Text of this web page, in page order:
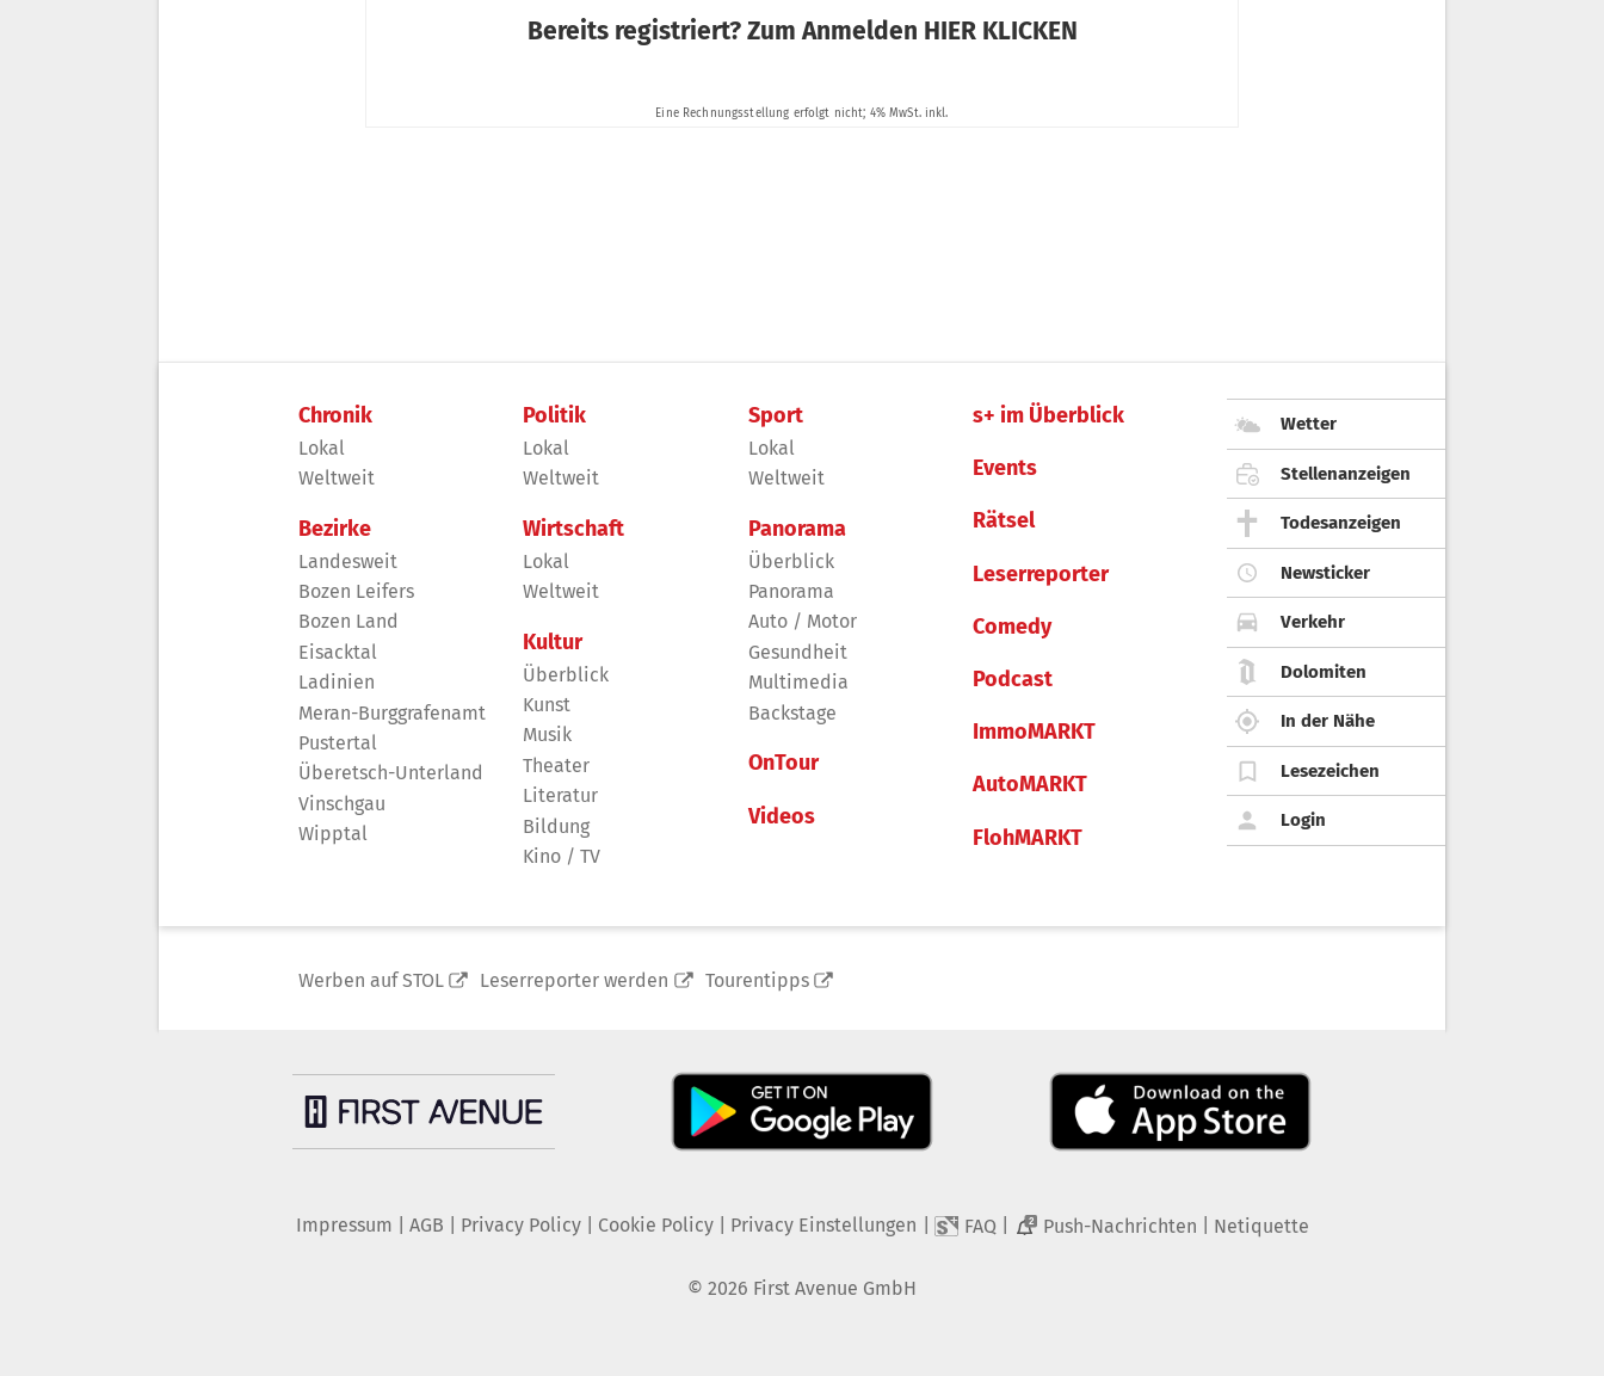
Chronik
Lokal
Weltweit
Bezirke
Landesweit
Bozen Leifers
Bozen Land
Eisacktal
Ladinien
Meran-Burggrafenamt
Pustertal
Überetsch-Unterland
Vinschgau
Wipptal
Politik
Lokal
Weltweit
Wirtschaft
Lokal
Weltweit
Kultur
Überblick
Kunst
Musik
Theater
Literatur
Bildung
Kino / TV
Sport
Lokal
Weltweit
Panorama
Überblick
Panorama
Auto / Motor
Gesundheit
Multimedia
Backstage
OnTour
Videos
s+ im Überblick
Events
Rätsel
Leserreporter
Comedy
Podcast
ImmoMARKT
AutoMARKT
FlohMARKT
Wetter
Stellenanzeigen
Todesanzeigen
Newsticker
Verkehr
Dolomiten
In der Nähe
Lesezeichen
Login
Werben auf STOL Leserreporter werden Tourentipps
Impressum AGB Privacy Policy| Cookie Policy| Privacy Einstellungen FAQ 2 Push-Nachrichten Netiquette
© 2026 First Avenue GmbH